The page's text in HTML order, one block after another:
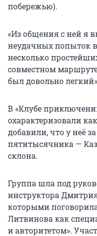
побережью).
«Из общения с ней я
неудачных попыток
несколько
совместном
был довольно
В «Клубе
охарактеризовали
добавили, что у неё
пятитысячника —
склона.
Группа шла под
инструктора
которыми
Литвинова как
и авторитетом».